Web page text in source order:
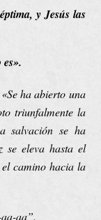
y Jesús las
«Se ha abierto una
triunfalmente la
salvación se ha
se eleva hasta el
camino hacia la
aa”.